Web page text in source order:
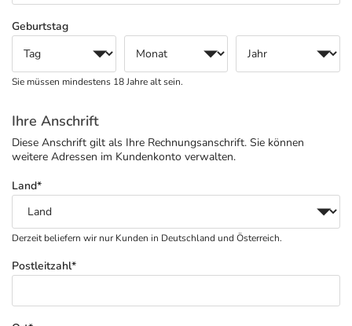
Tierapotheke
Marken
Salus Deals
Geburtstag
Sie müssen mindestens 18 Jahre alt sein.
Ihre Anschrift
Diese Anschrift gilt als Ihre Rechnungs­anschrift. Sie können
weitere Adressen im Kunden­konto verwalten.
Land*
Derzeit beliefern wir nur Kunden in Deutschland und Österreich.
Postleitzahl*